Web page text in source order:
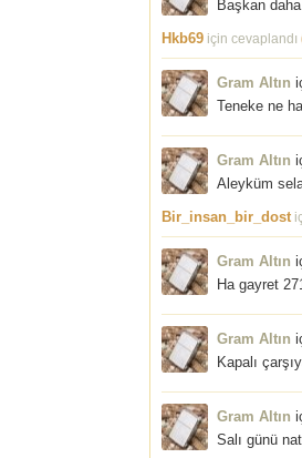
Başkan
Hkb69 için cevaplandı
Gram Altın
Teneke ne
Gram Altın
Aleyküm
Bir_insan_bir_dost
Gram Altın
Ha gayret
Gram Altın
Kapalı
Gram Altın
Salı günü